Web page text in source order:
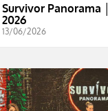
Survivor Panorama
2026
13/06/2026